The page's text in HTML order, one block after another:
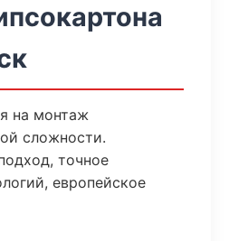
на монтаж
сложности.
точное
европейское